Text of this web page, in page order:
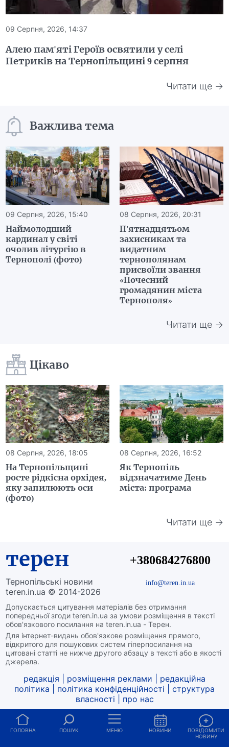
09 Серпня, 2026, 14:37
Алею пам'яті Героїв освятили у селі
Петриків на Тернопільщині 9 серпня
Читати ще →
Важлива тема
09 Серпня, 2026, 15:40
Наймолодший
кардинал у світі
очолив літургію в
Тернополі (фото)
08 Серпня, 2026, 20:31
П'ятнадцятьом
захисникам та
видатним
тернополянам
присвоїли звання
«Почесний
громадянин міста
Тернополя»
Читати ще →
Цікаво
08 Серпня, 2026, 18:05
На Тернопільщині
росте рідкісна орхідея,
яку запилюють оси
(фото)
08 Серпня, 2026, 16:52
Як Тернопіль
відзначатиме День
міста: програма
Читати ще →
терен
Тернопільські новини
teren.in.ua © 2014-2026
Допускається цитування матеріалів без отримання
попередньої згоди teren.in.ua за умови розміщення в тексті
обов'язкового посилання на teren.in.ua - Терен.
Для інтернет-видань обов'язкове розміщення прямого,
відкритого для пошукових систем гіперпосилання на
цитовані статті не нижче другого абзацу в тексті або в якості
джерела.
+380684276800
info@teren.in.ua
редакція розміщення реклами
редакційна
політика
політика конфіденційності
структура
власності
про нас
ГОЛОВНА ПОШУК МЕНЮ НОВИНИ
ПОВІДОМИТИ
НОВИНУ